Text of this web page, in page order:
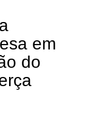
em
do